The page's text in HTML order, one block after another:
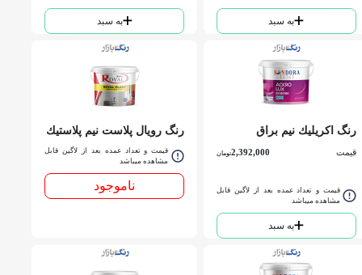
به سبد به سبد
رنگ اكريليك نيم براق
اكرولوكس ساندورا کد 200
قیمت 2,392,000تومان
قیمت و تعداد عمده بعد از لاگین قابل
مشاهده میباشد
به سبد
رنگ رويال پلاست نيم پلاستيك
درجه 2 مات ساندورا جهت
سقف کد 406 دبه
قیمت و تعداد عمده بعد از لاگین قابل
مشاهده میباشد
ناموجود